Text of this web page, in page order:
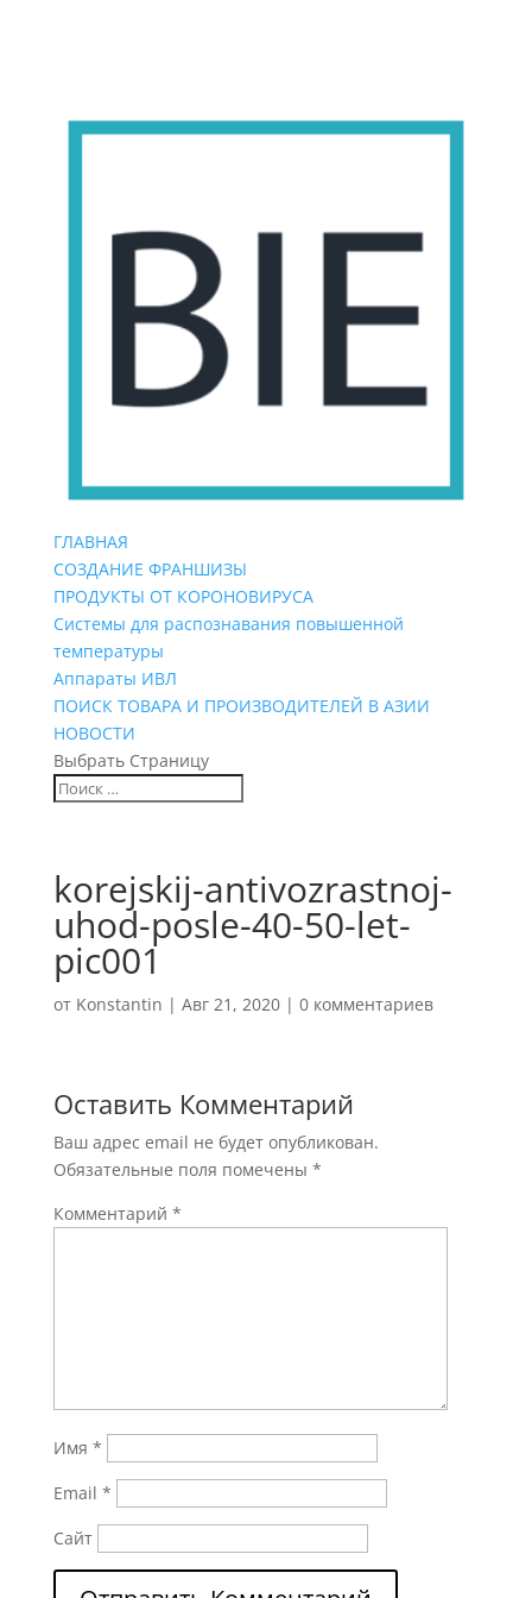
ГЛАВНАЯ
СОЗДАНИЕ ФРАНШИЗЫ
ПРОДУКТЫ ОТ КОРОНОВИРУСА
Системы для распознавания повышенной
температуры
Аппараты ИВЛ
ПОИСК ТОВАРА И ПРОИЗВОДИТЕЛЕЙ В АЗИИ
НОВОСТИ
Выбрать Страницу
korejskij-antivozrastnoj-
uhod-posle-40-50-let-
pic001
от Konstantin | Авг 21, 2020| 0 комментариев
Оставить Комментарий
Ваш адрес email не будет опубликован.
Обязательные поля помечены *
Комментарий *
Имя *
Email *
Сайт